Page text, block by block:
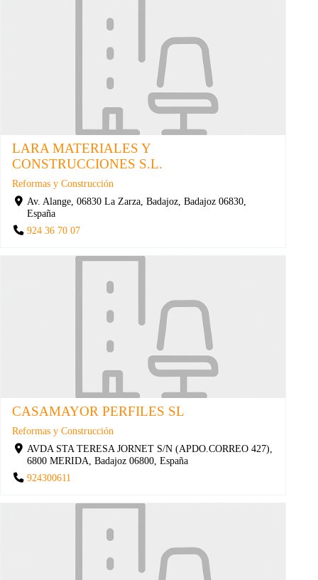
LARA MATERIALES Y
CONSTRUCCIONES S.L.
Reformas y Construcción
Av. Alange, 06830 La Zarza, Badajoz, Badajoz 06830,
España
924 36 70 07
CASAMAYOR PERFILES SL
Reformas y Construcción
AVDA STA TERESA JORNET S/N (APDO.CORREO 427),
6800 MERIDA, Badajoz 06800, España
924300611